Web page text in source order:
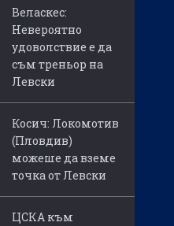
Веласкес:
Невероятно
удоволствие е да
съм треньор на
Левски
Косич: Локомотив
(Пловдив)
можеше да вземе
точка от Левски
ЦСКА към